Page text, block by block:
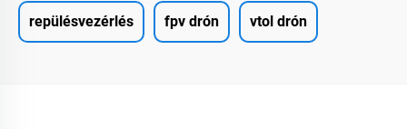
repülésvezérlés fpv drón vtol drón